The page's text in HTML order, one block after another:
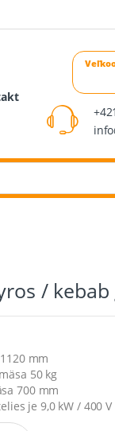
/ kebab
mm
50 kg
700 mm
je 9,0 kW / 400 V